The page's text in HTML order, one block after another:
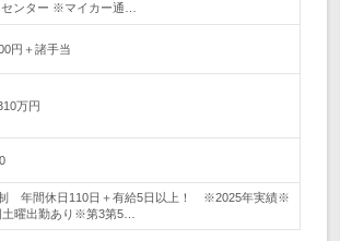
センター ※マイカー通…
円＋諸手当
万円
年間休日110日＋有給5日以上！ ※2025年実績※
土曜出勤あり※第3第5…